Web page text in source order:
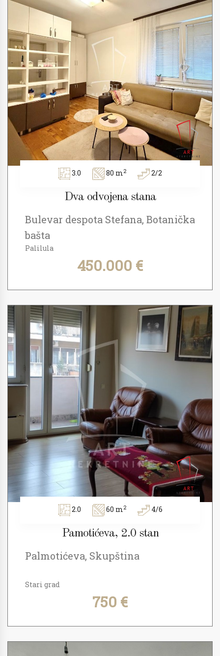
3.0 80 m2 2/2
Dva odvojena stana
Bulevar despota Stefana, Botanička
bašta
Palilula
450.000 €
2.0 60 m2 4/6
Pamotićeva, 2.0 stan
Palmotićeva, Skupština
Stari grad
750 €